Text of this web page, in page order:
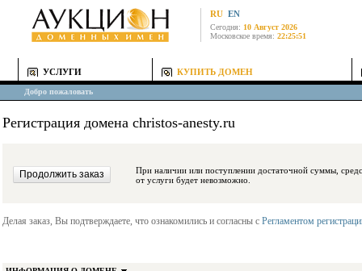
RU EN
Сегодня: 10 Август 2026
Московское время: 22:25:51
УСЛУГИ КУПИТЬ ДОМЕН
Добро пожаловать
Регистрация домена christos-anesty.ru
При наличии или поступлении достаточной суммы, средства будут
от услуги будет невозможно.
Делая заказ, Вы подтверждаете, что ознакомились и согласны с Регламентом